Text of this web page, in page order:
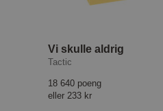
Vi skulle aldrig
Tactic
18 640 poeng
eller 233 kr